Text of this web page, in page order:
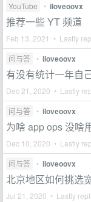
YouTube • iloveoovx
推荐一些 YT 频道
Feb 13, 2021 • Lastly
问与答 • iloveoovx
有没有统计一年自
Dec 21, 2020 • Lastly
问与答 • iloveoovx
为啥 app ops 没啥
Dec 10, 2020 • Lastly
问与答 • iloveoovx
北京地区如何挑选
Jul 21, 2020 • Lastly